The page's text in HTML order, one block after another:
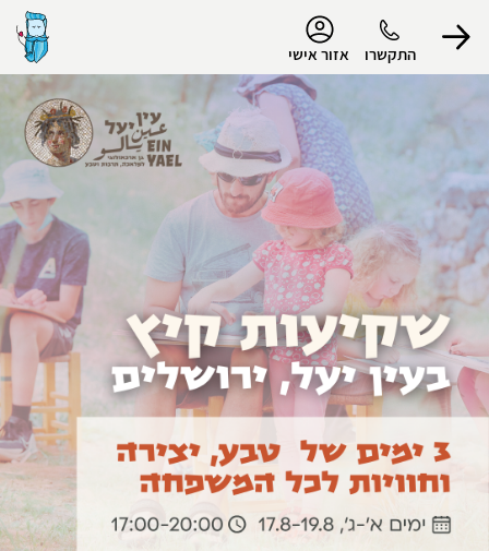
התקשרו אזור אישי
הפרופיל שלי
התנתק